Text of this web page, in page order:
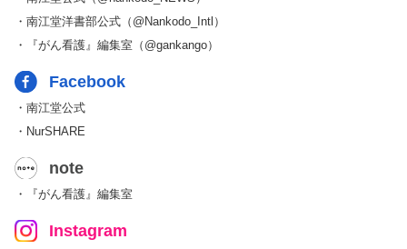
・南江堂洋書部公式（@Nankodo_Intl）
・『がん看護』編集室（@gankango）
Facebook
・南江堂公式
・NurSHARE
note
・『がん看護』編集室
Instagram